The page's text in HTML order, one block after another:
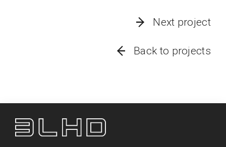
Next project
Back to projects